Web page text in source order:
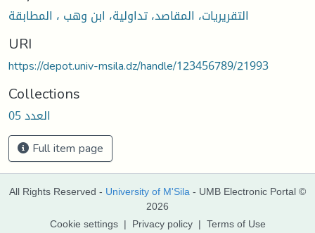
التقريريات، المقاصد، تداولية، ابن وهب ، المطابقة
URI
https://depot.univ-msila.dz/handle/123456789/21993
Collections
العدد 05
Full item page
All Rights Reserved - University of M'Sila - UMB Electronic Portal ©
2026
Cookie settings | Privacy policy | Terms of Use